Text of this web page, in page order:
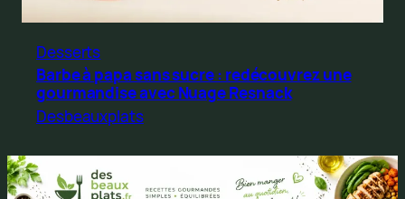
Desserts
Barbe à papa sans sucre : redécouvrez une
gourmandise avec Nuage Resnack
Desbeauxplats